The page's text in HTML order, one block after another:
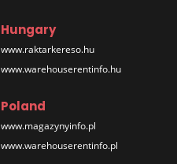
Hungary
www.raktarkereso.hu
www.warehouserentinfo.hu
Poland
www.magazynyinfo.pl
www.warehouserentinfo.pl